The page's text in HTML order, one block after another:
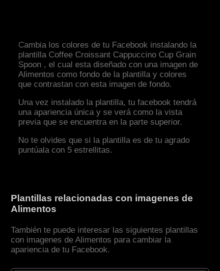
Cambia los colores de tu Facebook instalando la
plantilla Coffee Croissant Cappuccino Cup Grain
Spoon , el cual esta diseñado con una imagen de
Alimentos como fondo de la plantilla y colores
que contrastan con esta imagen de fondo.
Una vez instalado la plantilla, tu facebook tendrá
una apariencia única y se verá como la vista
previa que se encuentra en la parte superior.
No te olvides que si la plantilla es de tu agrado
puntúala con 5 estrellitas.
Plantillas relacionadas con imagenes de
Alimentos
También te puede interesar las siguientes plantillas
con imagenes de Alimentos para cambiar la
apariencia de tu Facebook.